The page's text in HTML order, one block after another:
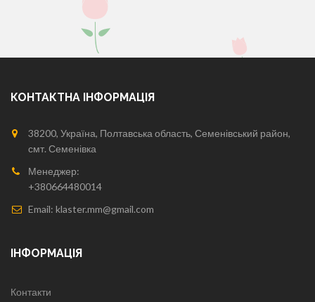
КОНТАКТНА ІНФОРМАЦІЯ
38200, Україна, Полтавська область, Семенівський район,
смт. Семенівка
Менеджер:
+380664480014
Email: klaster.mm@gmail.com
ІНФОРМАЦІЯ
Контакти